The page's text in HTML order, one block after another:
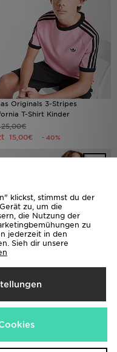
Originals 3-Stripes
T-Shirt Kinder
25,00€
15,00€ - 40%
Originals Girls' Firebird
Track Pants Junior
45,00€
klickst, stimmst du der
zu, um die
die Nutzung der
zu
jederzeit in den
Sieh dir unsere